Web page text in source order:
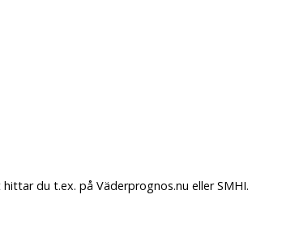
du t.ex. på Väderprognos.nu eller SMHI.